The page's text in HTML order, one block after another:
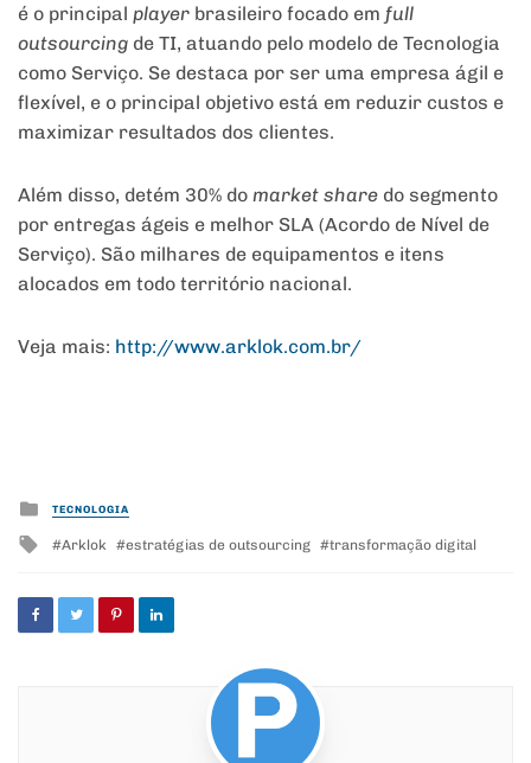
é o principal player brasileiro focado em full
outsourcing de TI, atuando pelo modelo de Tecnologia
como Serviço. Se destaca por ser uma empresa ágil e
flexível, e o principal objetivo está em reduzir custos e
maximizar resultados dos clientes.
Além disso, detém 30% do market share do segmento
por entregas ágeis e melhor SLA (Acordo de Nível de
Serviço). São milhares de equipamentos e itens
alocados em todo território nacional.
Veja mais: http://www.arklok.com.br/
Posted
in
TECNOLOGIA
Tagged
Arklok estratégias de outsourcing transformação digital